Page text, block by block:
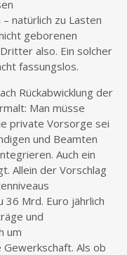
natürlich zu Lasten
geborenen
also. Ein solcher
fassungslos.
Rückabwicklung der
Man müsse
private Vorsorge sei
und Beamten
Auch ein
Allein der Vorschlag
36 Mrd. Euro jährlich
und
um
Als ob